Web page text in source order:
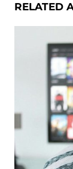
RELATED